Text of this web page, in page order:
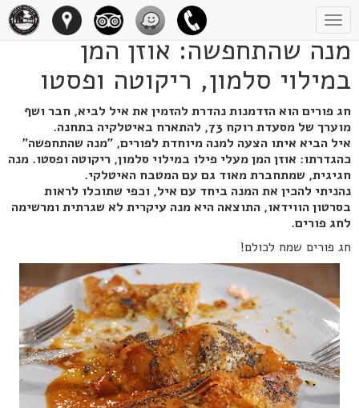
Toggle
navigation
מנה שהתחפשה: אוזן המן
במילוי סלמון, ריקוטה ופסטו
חג פורים הוא הזדמנות נהדרת להזמין את איל לביא, חבר ושף
מוערך של מסעדת רוקח 73, להתארח באיטלקיה בתחנה.
איל הביא איתו הצעה למנה מיוחדת לפורים, "מנה שהתחפשה"
כהגדרתו: אוזן המן מעלי פילו במילוי סלמון, ריקוטה ופסטו. מנה
חגיגית, שמתחברת מאוד גם עם המטבח האיטלקי.
נהניתי להכין את המנה ביחד עם איל, וכפי שתוכלו לראות
בסרטון הווידאו, התוצאה היא מנה עיקרית לא שגרתית ומרשימה
לחג פורים.
חג פורים שמח לכולם!